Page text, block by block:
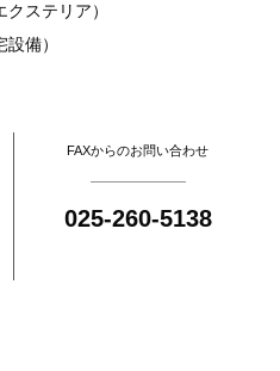
ステリア）
備）
FAXからのお問い合わせ
025-260-5138